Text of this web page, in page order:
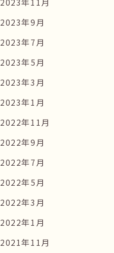
2023年9月
2023年7月
2023年5月
2023年3月
2023年1月
2022年11月
2022年9月
2022年7月
2022年5月
2022年3月
2022年1月
2021年11月